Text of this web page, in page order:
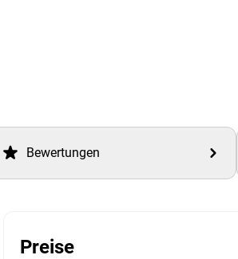
Bewertungen
Preise